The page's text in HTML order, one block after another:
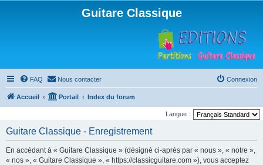
Guitare Classique
FAQ Nous contacter Connexion
Accueil Portail Index du forum
Langue :
Guitare Classique - Enregistrement
En accédant à « Guitare Classique » (désigné ci-après par « nous », « notre »,
« nos », « Guitare Classique », « https://classicguitare.com »), vous acceptez